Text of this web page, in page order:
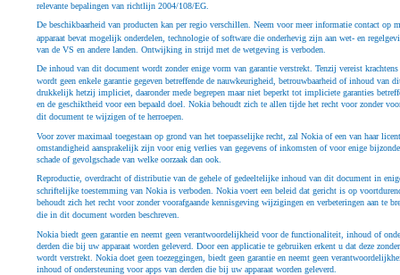
relevante bepalingen van richtlijn 2004/108/EG.
De beschikbaarheid van producten kan per regio verschillen. Neem voor meer informatie contact op
apparaat bevat mogelijk onderdelen, technologie of software die onderhevig zijn aan wet- en
van de VS en andere landen. Ontwijking in strijd met de wetgeving is verboden.
De inhoud van dit document wordt zonder enige vorm van garantie verstrekt. Tenzij vereist
wordt geen enkele garantie gegeven betreffende de nauwkeurigheid, betrouwbaarheid of inhoud van
drukkelijk hetzij impliciet, daaronder mede begrepen maar niet beperkt tot impliciete garanties
en de geschiktheid voor een bepaald doel. Nokia behoudt zich te allen tijde het recht voor zonder
dit document te wijzigen of te herroepen.
Voor zover maximaal toegestaan op grond van het toepasselijke recht, zal Nokia of een van haar
omstandigheid aansprakelijk zijn voor enig verlies van gegevens of inkomsten of voor enige
schade of gevolgschade van welke oorzaak dan ook.
Reproductie, overdracht of distributie van de gehele of gedeeltelijke inhoud van dit document in
schriftelijke toestemming van Nokia is verboden. Nokia voert een beleid dat gericht is op
behoudt zich het recht voor zonder voorafgaande kennisgeving wijzigingen en verbeteringen aan te
die in dit document worden beschreven.
Nokia biedt geen garantie en neemt geen verantwoordelijkheid voor de functionaliteit, inhoud of
derden die bij uw apparaat worden geleverd. Door een applicatie te gebruiken erkent u dat deze
wordt verstrekt. Nokia doet geen toezeggingen, biedt geen garantie en neemt geen
inhoud of ondersteuning voor apps van derden die bij uw apparaat worden geleverd.